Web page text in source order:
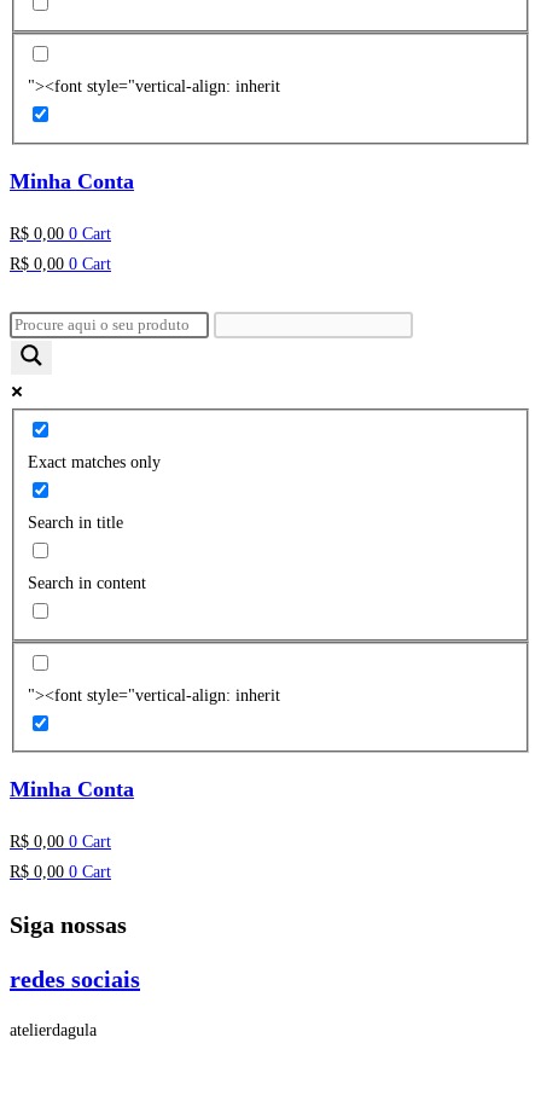
"><font style="vertical-align: inherit
Minha Conta
R$ 0,00 0 Cart
R$ 0,00 0 Cart
Exact matches only
Search in title
Search in content
"><font style="vertical-align: inherit
Minha Conta
R$ 0,00 0 Cart
R$ 0,00 0 Cart
Siga nossas
redes sociais
atelierdagula